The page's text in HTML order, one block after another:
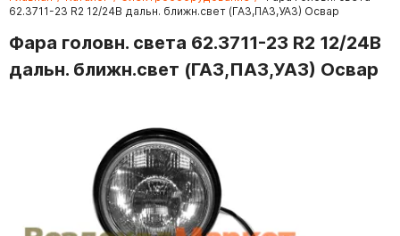
62.3711-23 R2 12/24В дальн. ближн.свет (ГАЗ,ПАЗ,УАЗ) Освар
Фара головн. света 62.3711-23 R2 12/24В
дальн. ближн.свет (ГАЗ,ПАЗ,УАЗ) Освар